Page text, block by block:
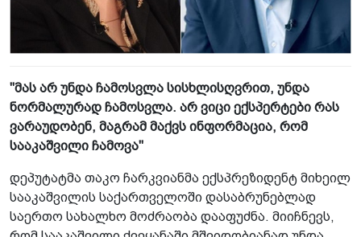
"მას არ უნდა ჩამოსვლა სისხლისღვრით, უნდა
ნორმალურად ჩამოსვლა. არ ვიცი ექსპერტები რას
ვარაუდობენ, მაგრამ მაქვს ინფორმაცია, რომ
სააკაშვილი ჩამოვა"
დეპუტატმა თაკო ჩარკვიანმა ექსპრეზიდენტ მიხეილ
სააკაშვილის საქართველოში დასაბრუნებლად
საერთო სახალხო მოძრაობა დააფუძნა. მიიჩნევს,